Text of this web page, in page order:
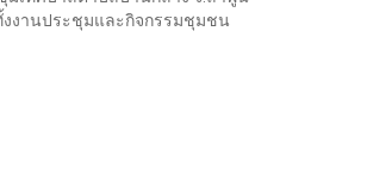
งงานประชุมและกิจกรรมชุมชน